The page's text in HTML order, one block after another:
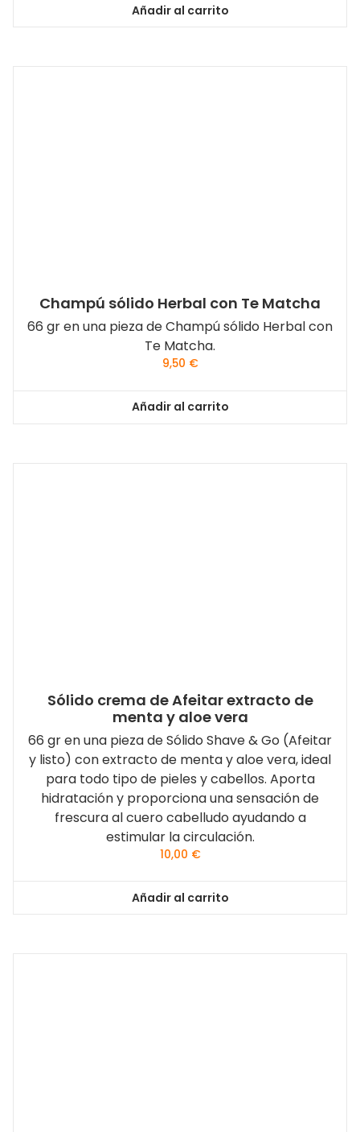
Añadir al carrito
Champú sólido Herbal con Te Matcha
66 gr en una pieza de Champú sólido Herbal con
Te Matcha.
9,50 €
Añadir al carrito
Sólido crema de Afeitar extracto de
menta y aloe vera
66 gr en una pieza de Sólido Shave & Go (Afeitar
y listo) con extracto de menta y aloe vera, ideal
para todo tipo de pieles y cabellos. Aporta
hidratación y proporciona una sensación de
frescura al cuero cabelludo ayudando a
estimular la circulación.
10,00 €
Añadir al carrito